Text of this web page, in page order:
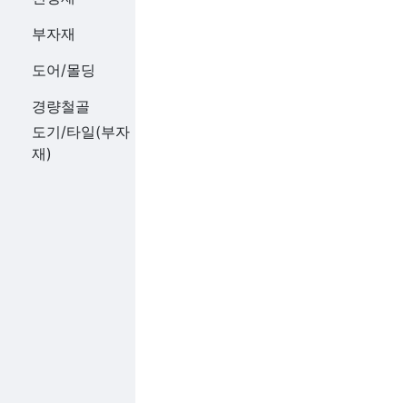
부자재
도어/몰딩
경량철골
도기/타일(부자
재)